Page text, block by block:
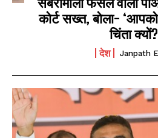
कोर्ट सख्त, बोला- ‘आपको
चिंता
देश Janpath